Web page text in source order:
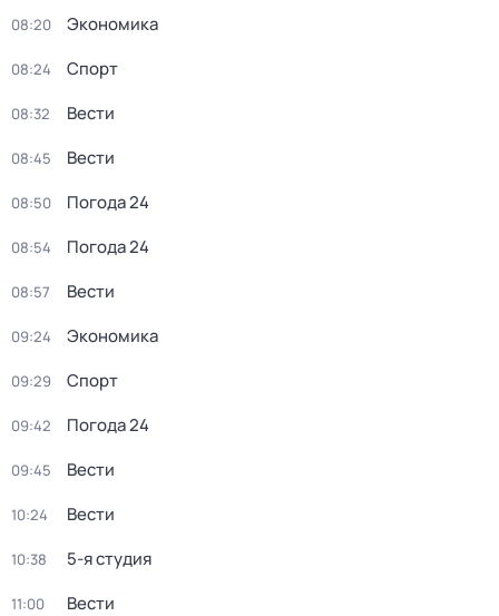
08:20 Экономика
08:24 Спорт
08:32 Вести
08:45 Вести
08:50 Погода 24
08:54 Погода 24
08:57 Вести
09:24 Экономика
09:29 Спорт
09:42 Погода 24
09:45 Вести
10:24 Вести
10:38 5-я студия
11:00 Вести